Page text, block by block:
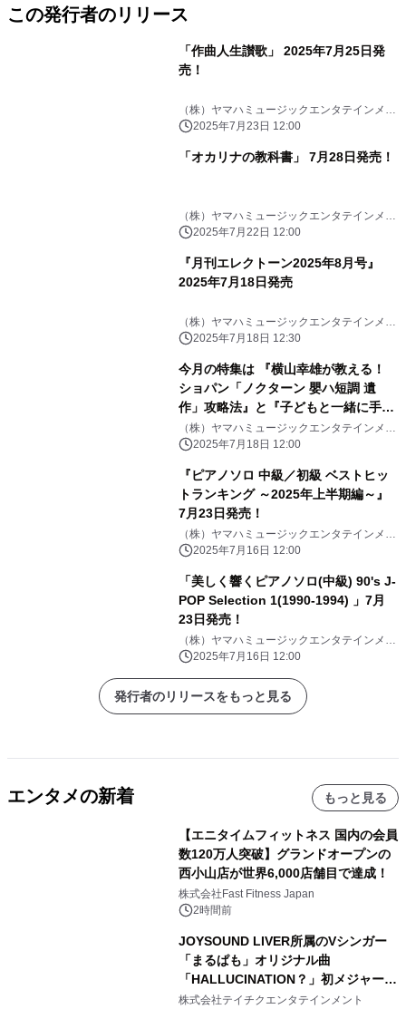
この発行者のリリース
「作曲人生讃歌」 2025年7月25日発
売！
（株）ヤマハミュージックエンタテインメン
トHD2025年7月23日 12:00
「オカリナの教科書」 7月28日発売！
（株）ヤマハミュージックエンタテインメン
トHD2025年7月22日 12:00
『月刊エレクトーン2025年8月号』
2025年7月18日発売
（株）ヤマハミュージックエンタテインメン
トHD2025年7月18日 12:30
今月の特集は 『横山幸雄が教える！
ショパン「ノクターン 嬰ハ短調 遺
作」攻略法』と『子どもと一緒に手作
り楽器で遊ぼう！』「月刊ピアノ
2025年8月号」 2025年7月18日発売
（株）ヤマハミュージックエンタテインメン
トHD2025年7月18日 12:00
『ピアノソロ 中級／初級 ベストヒッ
トランキング ～2025年上半期編～』
7月23日発売！
（株）ヤマハミュージックエンタテインメン
トHD2025年7月16日 12:00
「美しく響くピアノソロ(中級) 90's J-
POP Selection 1(1990-1994) 」7月
23日発売！
（株）ヤマハミュージックエンタテインメン
トHD2025年7月16日 12:00
発行者のリリースをもっと見る
エンタメの新着 もっと見る
【エニタイムフィットネス 国内の会員
数120万人突破】グランドオープンの
西小山店が世界6,000店舗目で達成！
株式会社Fast Fitness Japan
2時間前
JOYSOUND LIVER所属のVシンガー
「まるぱも」オリジナル曲
「HALLUCINATION？」初メジャー配
信リリース決定！
株式会社テイチクエンタテインメント